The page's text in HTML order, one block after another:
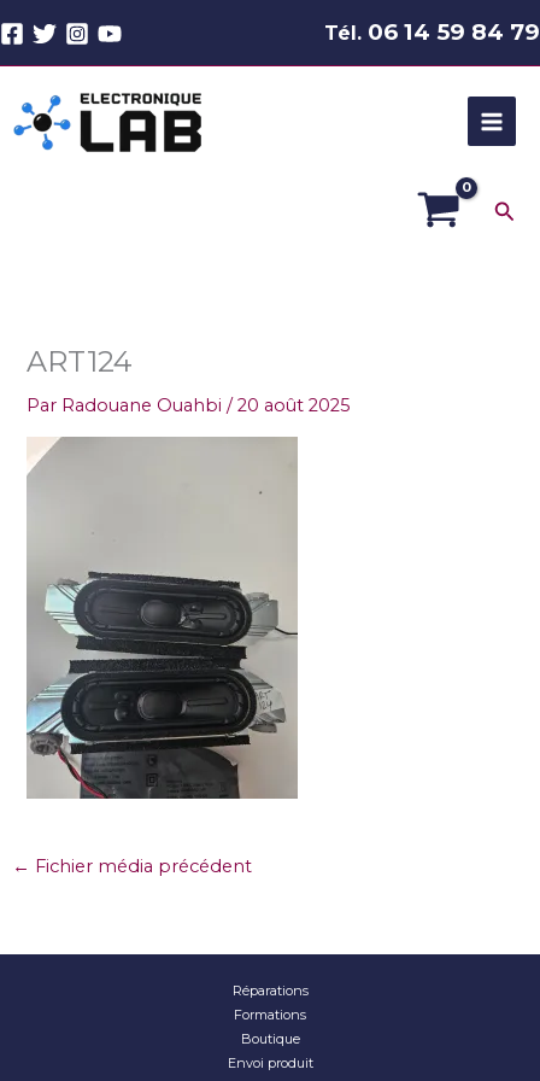
au
Tél. 06 14 59 84 79
ART124
Par Radouane Ouahbi/20 août 2025
← Fichier média précédent
Réparations
Formations
Boutique
Envoi produit